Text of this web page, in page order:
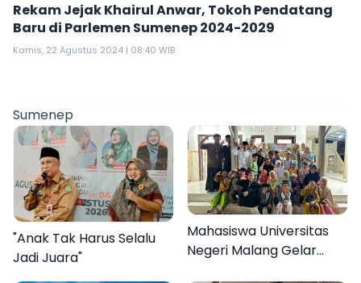
Rekam Jejak Khairul Anwar, Tokoh Pendatang
Baru di Parlemen Sumenep 2024-2029
Kamis, 22 Agustus 2024 | 08:40 WIB
Sumenep
"Anak Tak Harus Selalu
Jadi Juara"
Mahasiswa Universitas
Negeri Malang Gelar